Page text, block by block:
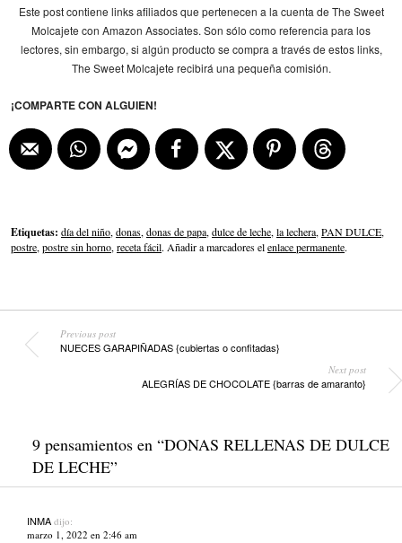
Este post contiene links afiliados que pertenecen a la cuenta de The Sweet
Molcajete con Amazon Associates. Son sólo como referencia para los
lectores, sin embargo, si algún producto se compra a través de estos links,
The Sweet Molcajete recibirá una pequeña comisión.
¡COMPARTE CON ALGUIEN!
Etiquetas: día del niño, donas, donas de papa, dulce de leche, la lechera, PAN DULCE,
postre, postre sin horno, receta fácil. Añadir a marcadores elenlace permanente.
Previous post
NUECES GARAPIÑADAS {cubiertas o confitadas}
Next post
ALEGRÍAS DE CHOCOLATE {barras de amaranto}
9 pensamientos en “DONAS RELLENAS DE DULCE
DE LECHE”
INMA dijo:
marzo 1, 2022 en 2:46 am